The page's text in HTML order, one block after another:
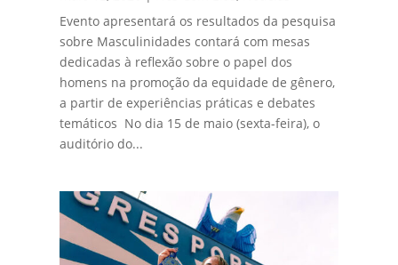
Evento apresentará os resultados da pesquisa
sobre Masculinidades contará com mesas
dedicadas à reflexão sobre o papel dos
homens na promoção da equidade de gênero,
a partir de experiências práticas e debates
temáticos No dia 15 de maio (sexta-feira), o
auditório do...